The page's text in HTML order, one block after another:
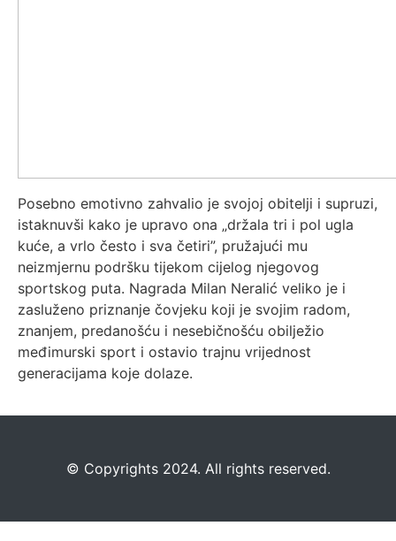
Posebno emotivno zahvalio je svojoj obitelji i supruzi,
istaknuvši kako je upravo ona „držala tri i pol ugla
kuće, a vrlo često i sva četiri”, pružajući mu
neizmjernu podršku tijekom cijelog njegovog
sportskog puta. Nagrada Milan Neralić veliko je i
zasluženo priznanje čovjeku koji je svojim radom,
znanjem, predanošću i nesebičnošću obilježio
međimurski sport i ostavio trajnu vrijednost
generacijama koje dolaze.
©️ Copyrights 2024. All rights reserved.